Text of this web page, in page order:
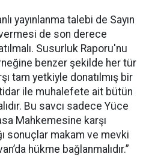
yayınlanma talebi de Sayın
de son derece
Susurluk Raporu'nu
benzer şekilde her tür
tam yetkiyle donatılmış bir
ile muhalefete ait bütün
Bu savcı sadece Yüce
Mahkemesine karşı
sonuçlar makam ve mevki
hükme bağlanmalıdır.”